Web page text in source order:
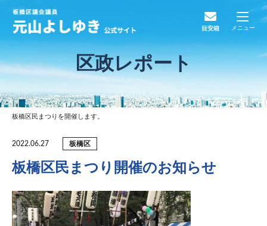
目安箱 メニュー
板橋区民まつりを開催します。
区政レポート
2022.06.27 板橋区
板橋区民まつり開催のお知らせ